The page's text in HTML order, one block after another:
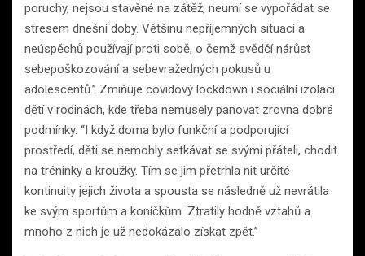
poruchy, nejsou stavěné na zátěž, neumí se vypořádat se
stresem dnešní doby. Většinu nepříjemných situací a
neúspěchů používají proti sobě, o čemž svědčí nárůst
sebepoškozování a sebevražedných pokusů u
adolescentů.” Zmiňuje covidový lockdown i sociální izolaci
dětí v rodinách, kde třeba nemusely panovat zrovna dobré
podmínky. “I když doma bylo funkční a podporující
prostředí, děti se nemohly setkávat se svými přáteli, chodit
na tréninky a kroužky. Tím se jim přetrhla nit určité
kontinuity jejich života a spousta se následně už nevrátila
ke svým sportům a koníčkům. Ztratily hodně vztahů a
mnoho z nich je už nedokázalo získat zpět.”